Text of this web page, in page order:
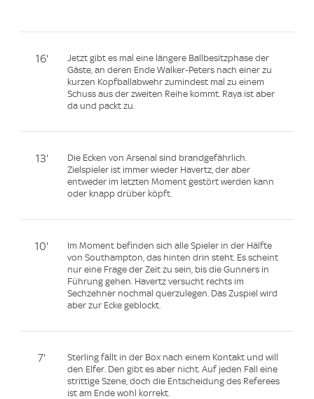
16'
Jetzt gibt es mal eine längere Ballbesitzphase der
Gäste, an deren Ende Walker-Peters nach einer zu
kurzen Kopfballabwehr zumindest mal zu einem
Schuss aus der zweiten Reihe kommt. Raya ist aber
da und packt zu.
13'
Die Ecken von Arsenal sind brandgefährlich.
Zielspieler ist immer wieder Havertz, der aber
entweder im letzten Moment gestört werden kann
oder knapp drüber köpft.
10'
Im Moment befinden sich alle Spieler in der Hälfte
von Southampton, das hinten drin steht. Es scheint
nur eine Frage der Zeit zu sein, bis die Gunners in
Führung gehen. Havertz versucht rechts im
Sechzehner nochmal querzulegen. Das Zuspiel wird
aber zur Ecke geblockt.
7'
Sterling fällt in der Box nach einem Kontakt und will
den Elfer. Den gibt es aber nicht. Auf jeden Fall eine
strittige Szene, doch die Entscheidung des Referees
ist am Ende wohl korrekt.